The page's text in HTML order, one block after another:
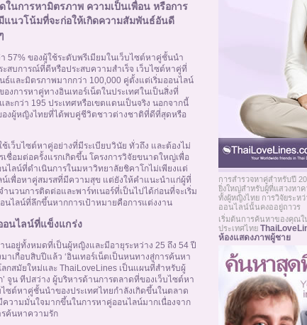
ในการหามิตรภาพ ความเป็นเพื่อน หรือการ
แนวโน้มที่จะก่อให้เกิดความสัมพันธ์อันดี
57% ของผู้ใช้ระดับพรีเมียมในเว็บไซต์หาคู่ชั้นนำ
ะสบการณ์ที่ดีหรือประสบความสำเร็จ เว็บไซต์หาคู่ที่
และมิตรภาพมากกว่า 100,000 คู่ตั้งแต่เริ่มออนไลน์
องการหาคู่ทางอินเทอร์เน็ตในประเทศในเป็นสิ่งที่
ะกว่า 195 ประเทศหรือเขตแดนเป็นจริง นอกจากนี้
องผู้หญิงไทยที่ได้พบคู่ชีวิตชาวต่างชาติที่ดีที่สุดหรือ
ว็บไซต์หาคู่อย่างที่มีระเบียบวินัย ทั่วถึง และต้องไม่
ชื่อมต่อครั้งแรกเกิดขึ้น โครงการวิจัยขนาดใหญ่เพื่อ
ไลน์ที่ดำเนินการในมหาวิทยาลัยชิคาโกไม่เพียงแต่
น์เพื่อหาคู่สมรสที่มีความสุข แต่ยังให้คำแนะนำแก่ผู้ที่
ำนวนการติดต่อและพาร์ทเนอร์ที่เป็นไปได้ก่อนที่จะเริ่ม
นไลน์ที่ลึกขึ้นหากการเป้าหมายคือการแต่งงาน
อนไลน์ที่แข็งแกร่ง
นอยู่ทั้งหมดที่เป็นผู้หญิงและมีอายุระหว่าง 25 ถึง 54 ปี
เกือบสิบปีแล้ว ‘อินเทอร์เน็ตเป็นหนทางสู่การค้นหา
กสมัยใหม่และ ThaiLoveLines เป็นแผนที่สำหรับผู้
จูน ทีปสว่าง ผู้บริหารด้านการตลาดที่ของเว็บไซต์หา
ซต์หาคู่ชั้นนำของประเทศไทยกำลังเกิดขึ้นในตลาด
วามมั่นใจมากขึ้นในการหาคู่ออนไลน์มากเนื่องจาก
รค้นหาความรัก
การสำรวจหาคู่สำหรับปี
ยิ่งใหญ่สำหรับผู้ที่แสวงหา
ทั้งผู้หญิงไทย การวิจัยระห
ออนไลน์นั้นคงออยู่ถาวร
เริ่มต้นการค้นหาของคุณ
ประเทศไทย
ห้องแสดงภาพผู้ชาย